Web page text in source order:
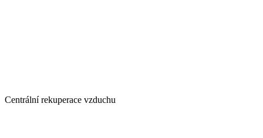
Centrální rekuperace vzduchu